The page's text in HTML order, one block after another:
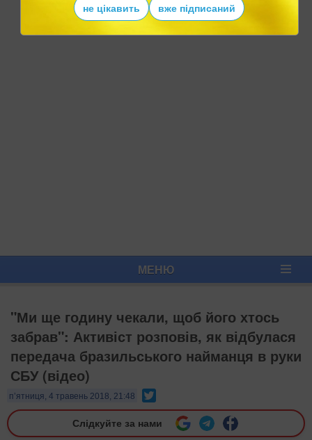
МЕНЮ
"Ми ще годину чекали, щоб його хтось
забрав": Активіст розповів, як відбулася
передача бразильського найманця в руки
СБУ (відео)
п’ятниця, 4 травень 2018, 21:48
Слідкуйте за нами
не цікавить вже підписаний